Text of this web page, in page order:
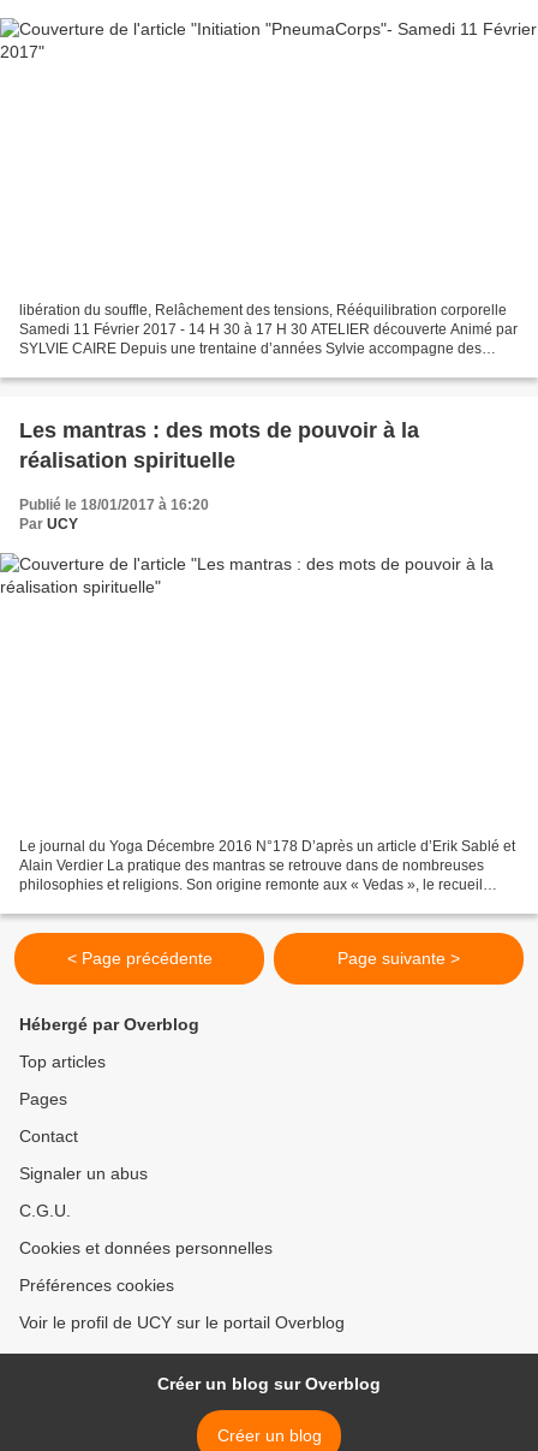
libération du souffle, Relâchement des tensions, Rééquilibration corporelle
Samedi 11 Février 2017 - 14 H 30 à 17 H 30 ATELIER découverte Animé par
SYLVIE CAIRE Depuis une trentaine d’années Sylvie accompagne des
Les mantras : des mots de pouvoir à la
réalisation spirituelle
Publié le 18/01/2017 à 16:20
Par UCY
Le journal du Yoga Décembre 2016 N°178 D’après un article d’Erik Sablé et
Alain Verdier La pratique des mantras se retrouve dans de nombreuses
philosophies et religions. Son origine remonte aux « Vedas », le recueil
< Page précédente Page suivante >
Hébergé par Overblog
Top articles
Pages
Contact
Signaler un abus
C.G.U.
Cookies et données personnelles
Préférences cookies
Voir le profil de UCY sur le portail Overblog
Créer un blog sur Overblog
Créer un blog